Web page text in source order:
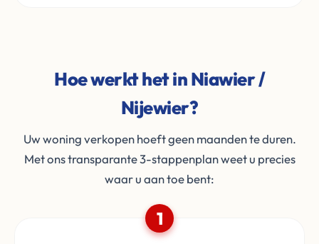
Hoe werkt het in Niawier /
Nijewier?
Uw woning verkopen hoeft geen maanden te duren.
Met ons transparante 3-stappenplan weet u precies
waar u aan toe bent:
1